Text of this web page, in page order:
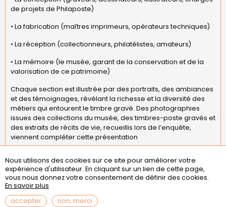
de projets de Philaposte)
• La fabrication (maîtres imprimeurs, opérateurs techniques)
• La réception (collectionneurs, philatélistes, amateurs)
• La mémoire (le musée, garant de la conservation et de la
valorisation de ce patrimoine)
Chaque section est illustrée par des portraits, des ambiances
et des témoignages, révélant la richesse et la diversité des
métiers qui entourent le timbre gravé. Des photographies
issues des collections du musée, des timbres-poste gravés et
des extraits de récits de vie, recueillis lors de l’enquête,
viennent compléter cette présentation
Menu
Pied
de
page
missions statuts
règlement intérieur
assemblées générales
mentions légales
Nous utilisons des cookies sur ce site pour améliorer votre
expérience d'utilisateur. En cliquant sur un lien de cette page,
vous nous donnez votre consentement de définir des cookies.
En savoir plus
accepter
non, merci